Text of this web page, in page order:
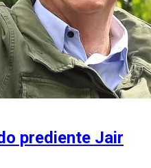
prediente Jair